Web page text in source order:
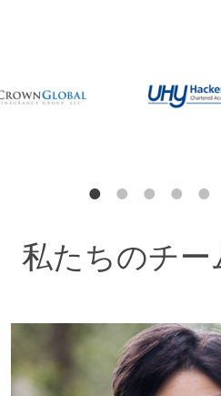
上など、同国の金融機関を
フィンテックや暗号資産の台
に関するアドバイスが必要
を行っています。クライアン
をどのようにナビゲートする
ドバイスを提供します。
私たちのチー
Kohei